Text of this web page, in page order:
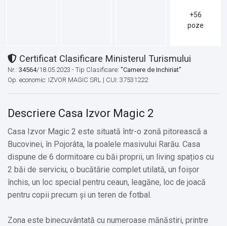
+56
poze
Certificat Clasificare Ministerul Turismului
Nr.: 34564/18.05.2023 - Tip Clasificare: "Camere de Inchiriat"
Op. economic: IZVOR MAGIC SRL | CUI: 37531222
Descriere Casa Izvor Magic 2
Casa Izvor Magic 2 este situată într-o zonă pitorească a
Bucovinei, în Pojorâta, la poalele masivului Rarău. Casa
dispune de 6 dormitoare cu băi proprii, un living spațios cu
2 băi de serviciu, o bucătărie complet utilată, un foișor
închis, un loc special pentru ceaun, leagăne, loc de joacă
pentru copii precum și un teren de fotbal.
Zona este binecuvântată cu numeroase mănăstiri, printre